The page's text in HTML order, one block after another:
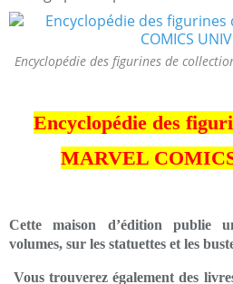
Encyclopédie des figurines de collection
Encyclopédie des
MARVEL
Cette maison d’édition publie
volumes, sur les statuettes et les
Vous trouverez également des